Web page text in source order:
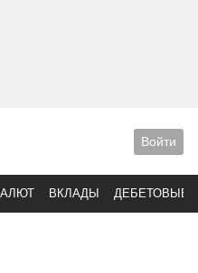
Войти
ВКЛАДЫ ДЕБЕТОВЫЕ